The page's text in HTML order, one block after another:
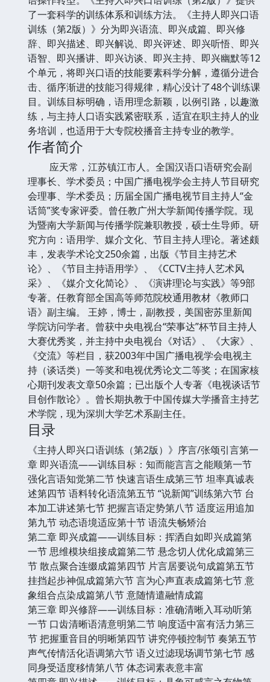
了一套科学的训练体系和训练方法。《主持人即兴口语
训练（第2版）》分为即兴语流、即兴成篇、即兴修
辞、即兴描述、即兴解说、即兴评述、即兴听悟、即兴
语智、即兴播讲、即兴访谈、即兴主持、即兴幽默等12
个单元，将即兴口语的技能要素科学分解，遵循分进合
击、循序渐进的技能习得规律，精心没计了48个训练课
目。训练目标明确，语用理念新颖，以例引路，以趣激
练，与主持人口语实践紧密联系，适宜在职主持人的业
务培训，也适用于大专院校播音主持专业的教学。
作者简介
应天常，江苏镇江市人。全国汉语口语研究会副
理事长、学术委员；中国广播电视学会主持人节目研究
会理事、学术委员；历届全国广播电视节目主持人“金
话筒”奖专家评委。曾任教广州大学新闻传播学院。现
为暨南大学新闻与传播学院兼职教授，硕士生导师。研
究方向：语用学、媒介文化、节目主持人理论。著述颇
丰，发表学术论文250余篇，出版《节目主持艺术
论》、《节目主持语用学》、《CCTV主持人艺术风
采》、《媒介文化简论》、《演讲理论与实践》等9部
专著。任教育部全国高等师范院校通用教材《教师口
语》副主编。 王婷，博士，副教授，美国密苏里新闻
学院访问学者。曾获中央电视台“荣事达”杯节目主持人
大赛优秀奖，并主持中央电视台《对话》、《大家》、
《交流》等栏目，获2003年中国广播电视学会电视主
持（谈话类）一等奖和电视优秀论文二等奖；在国家核
心期刊发表文章50余篇；已出版个人专著《电视谈话节
目创作散论》。曾长期执教于中国传媒大学播音主持艺
术学院，现为深圳大学艺术系副主任。
目录
《主持人即兴口语训练（第2版）》序言/张颂引言第一
章 即兴语流——训练目标：知而能言言之能顺第一节
强化言语知觉第二节 快速言语生成第三节 坦率真诚表
述第四节 语料转化语流第五节 “说新闻”训练第六节 台
本加工讲述第七节 把握言语定势第八节 适度运用追加
第九节 动态语境适应第十节 语流失畅矫治
第二章 即兴成篇——训练目标：挥洒自如即兴成篇第
一节 思维模块组接成篇第二节 悬念切人优化成篇第三
节 散点聚合连缀成篇第四节 片言居要说句成篇第五节
挂挡起步神侃成篇第六节 言为心声直表成篇第七节 意
象组合点染成篇第八节 意随情遣融情成篇
第三章 即兴修辞——训练目标：准确清晰入耳动听第
一节 口齿清晰语清意明第二节 响度适中富有活力第三
节 把握重音目的明晰第四节 讲究停顿控制节 奏第五节
声气传情活化语调第六节 语义过滤现场调节第七节 感
同身受适度移情第八节 体态词素表意丰富